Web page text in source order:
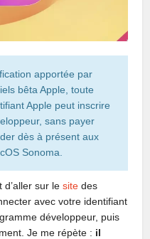
apportée par
bêta Apple, toute
Apple peut inscrire
sans payer
dès à présent aux
Sonoma.
d’aller sur lesite des
avec votre identifiant
développeur, puis
Je me répète : il